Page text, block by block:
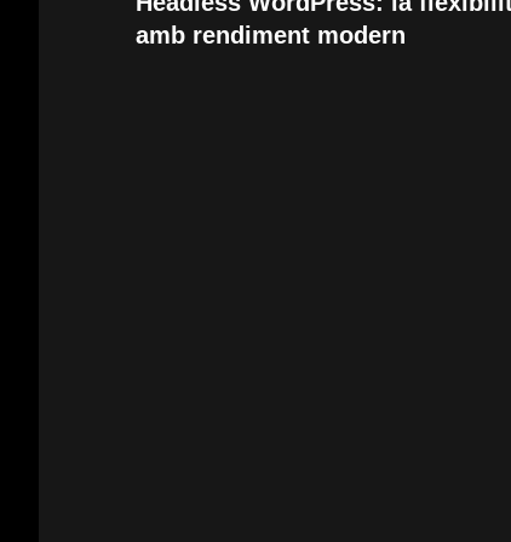
amb rendiment modern